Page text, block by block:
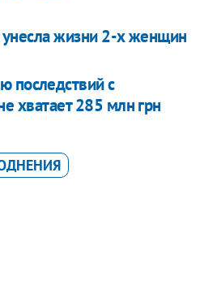
жизни 2-х женщин
последствий с
хватает 285 млн грн